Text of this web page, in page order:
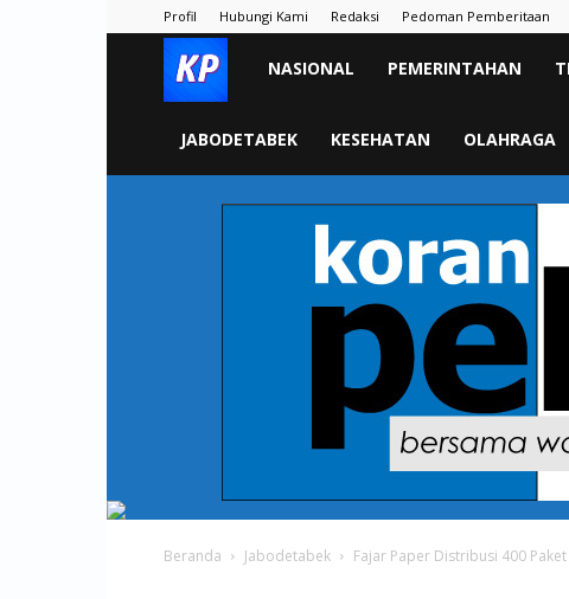
Profil Hubungi Kami Redaksi Pedoman Pemberitaan
KORAN
PELITA
NASIONAL PEMERINTAHAN
JABODETABEK KESEHATAN OLAHRAGA
Beranda Jabodetabek Fajar Paper Distribusi 400